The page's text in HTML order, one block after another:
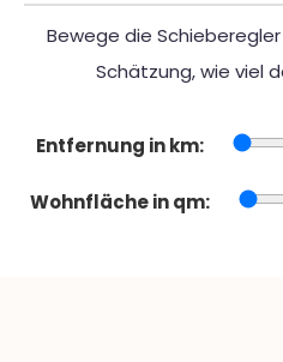
Bewege die
Schätzung, wie viel
Entfernung in km:
Wohnfläche in qm: